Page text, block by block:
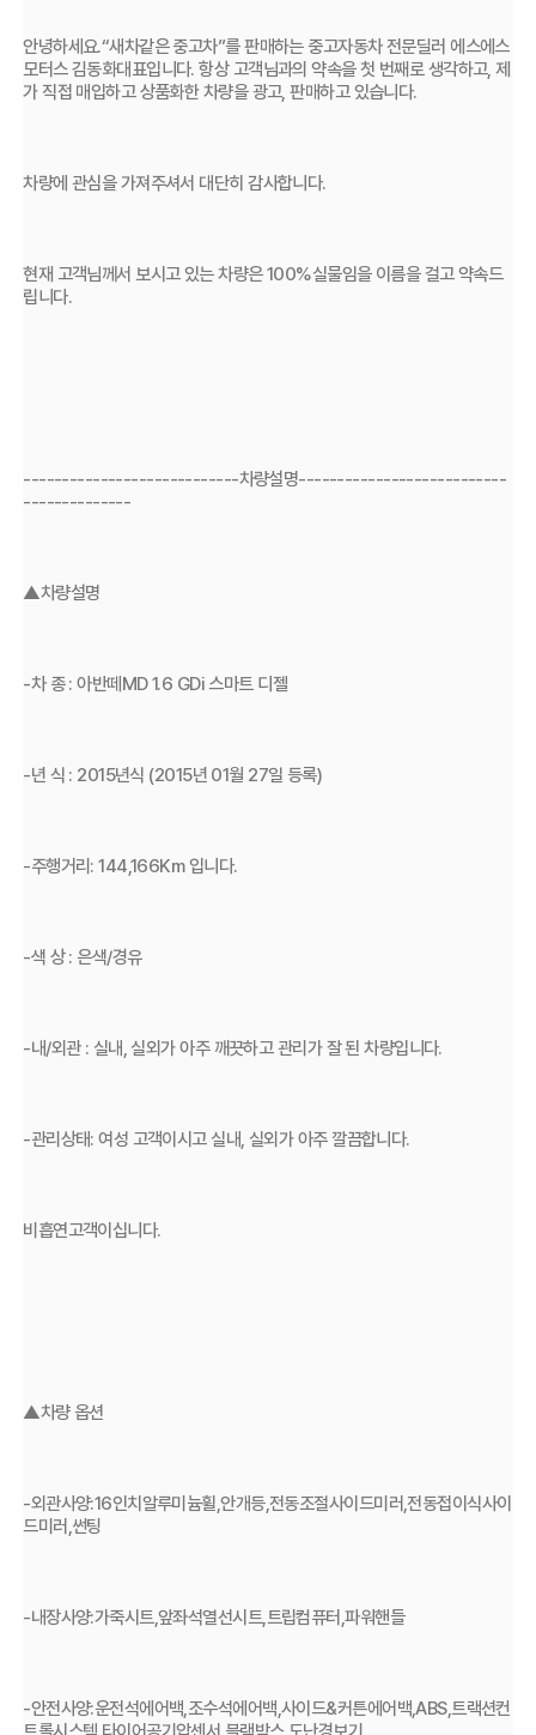
안녕하세요.“새차같은 중고차”를 판매하는 중고자동차 전문딜러 에스에스
모터스 김동화대표입니다. 항상 고객님과의 약속을 첫 번째로 생각하고, 제
가 직접 매입하고 상품화한 차량을 광고, 판매하고 있습니다.
차량에 관심을 가져주셔서 대단히 감사합니다.
현재 고객님께서 보시고 있는 차량은 100%실물임을 이름을 걸고 약속드
립니다.
----------------------------차량설명---------------------------
--------------
▲차량설명
-차 종 : 아반떼MD 1.6 GDi 스마트 디젤
-년 식 : 2015년식 (2015년 01월 27일 등록)
-주행거리: 144,166Km 입니다.
-색 상 : 은색/경유
-내/외관 : 실내, 실외가 아주 깨끗하고 관리가 잘 된 차량입니다.
-관리상태: 여성 고객이시고 실내, 실외가 아주 깔끔합니다.
비흡연고객이십니다.
▲차량 옵션
-외관사양:16인치알루미늄휠,안개등,전동조절사이드미러,전동접이식사이
드미러,썬팅
-내장사양:가죽시트,앞좌석열선시트,트립컴퓨터,파워핸들
-안전사양:운전석에어백,조수석에어백,사이드&커튼에어백,ABS,트랙션컨